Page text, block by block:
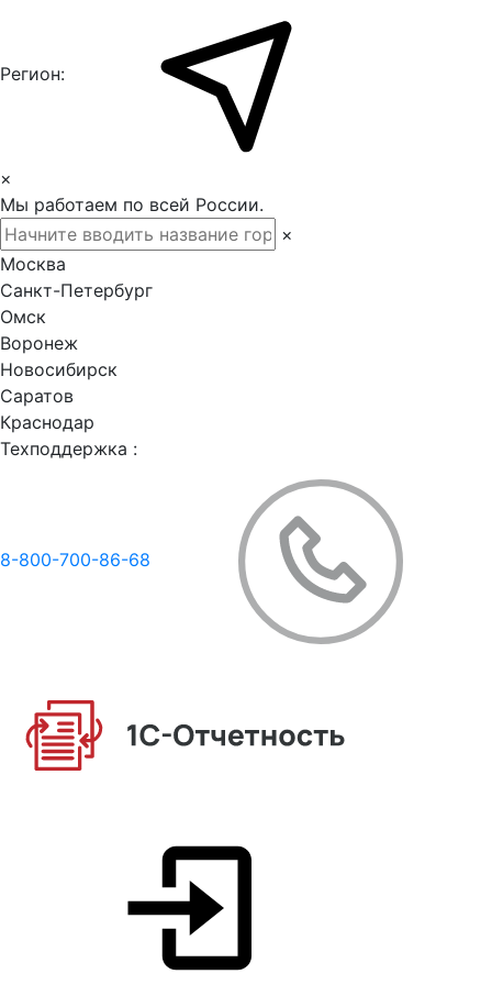
Регион:
×
Мы работаем по всей России.
×
Москва
Санкт-Петербург
Омск
Воронеж
Новосибирск
Саратов
Краснодар
Техподдержка :
8-800-700-86-68